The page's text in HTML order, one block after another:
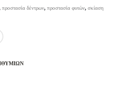
προστασία δέντρων, προστασία φυτών, σκίαση